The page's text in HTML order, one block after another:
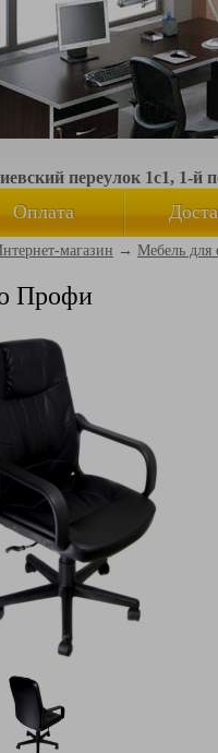
переулок 1с1, 1-
Оплата
магазин → Мебель для
Профи